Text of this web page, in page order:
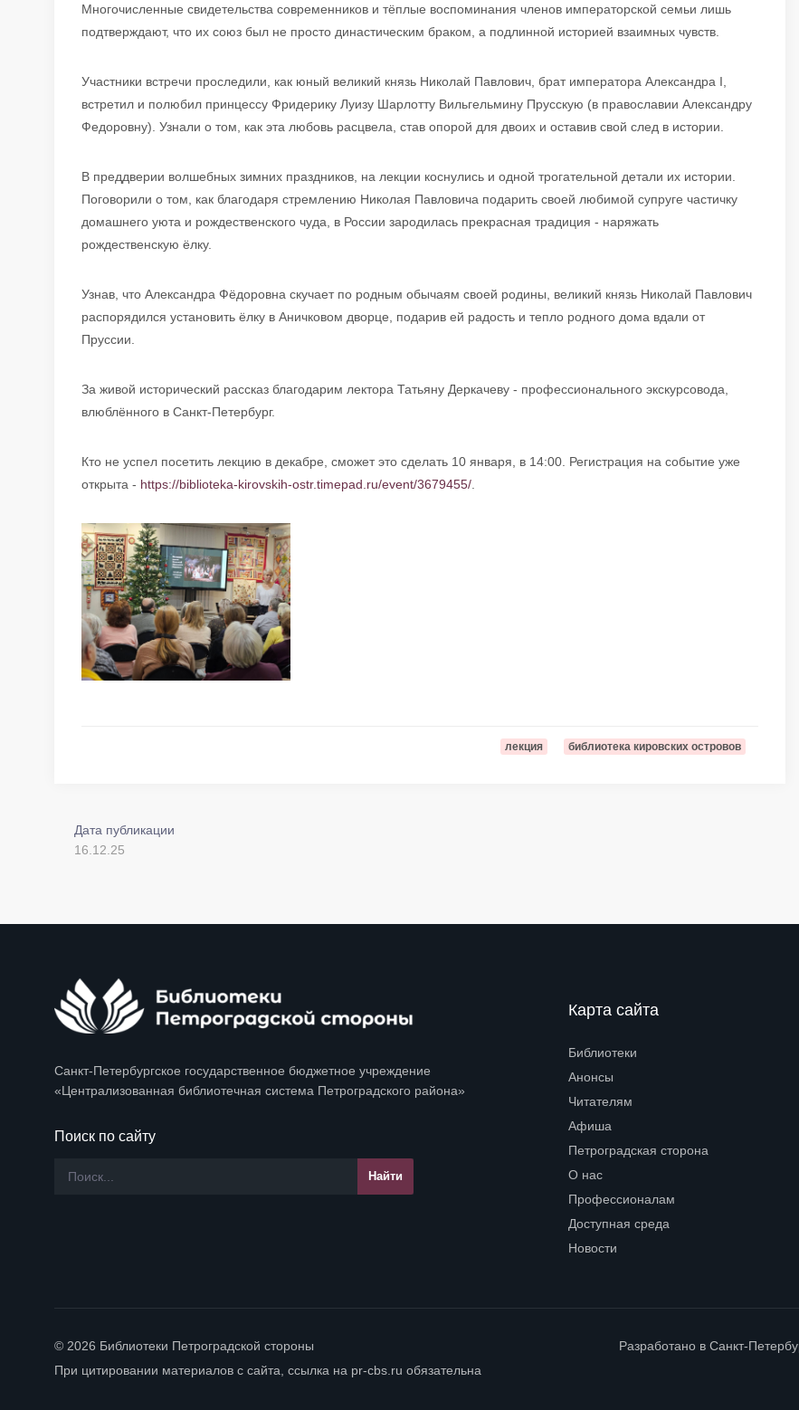
Многочисленные свидетельства современников и тёплые воспоминания членов императорской семьи лишь
подтверждают, что их союз был не просто династическим браком, а подлинной историей взаимных чувств.
Участники встречи проследили, как юный великий князь Николай Павлович, брат императора Александра I,
встретил и полюбил принцессу Фридерику Луизу Шарлотту Вильгельмину Прусскую (в православии Александру
Федоровну). Узнали о том, как эта любовь расцвела, став опорой для двоих и оставив свой след в истории.
В преддверии волшебных зимних праздников, на лекции коснулись и одной трогательной детали их истории.
Поговорили о том, как благодаря стремлению Николая Павловича подарить своей любимой супруге частичку
домашнего уюта и рождественского чуда, в России зародилась прекрасная традиция - наряжать
рождественскую ёлку.
Узнав, что Александра Фёдоровна скучает по родным обычаям своей родины, великий князь Николай Павлович
распорядился установить ёлку в Аничковом дворце, подарив ей радость и тепло родного дома вдали от
Пруссии.
За живой исторический рассказ благодарим лектора Татьяну Деркачеву - профессионального экскурсовода,
влюблённого в Санкт-Петербург.
Кто не успел посетить лекцию в декабре, сможет это сделать 10 января, в 14:00. Регистрация на событие уже
открыта - https://biblioteka-kirovskih-ostr.timepad.ru/event/3679455/
лекция библиотека кировских островов
Дата публикации
16.12.25
Санкт-Петербургское государственное бюджетное учреждение
«Централизованная библиотечная система Петроградского района»
Поиск по сайту
Карта сайта
Библиотеки
Анонсы
Читателям
Афиша
Петроградская сторона
О нас
Профессионалам
Доступная среда
Новости
© 2026 Библиотеки Петроградской стороны
При цитировании материалов с сайта, ссылка на pr-cbs.ru обязательна
Разработано в Санкт-